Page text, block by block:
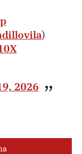
)
2026